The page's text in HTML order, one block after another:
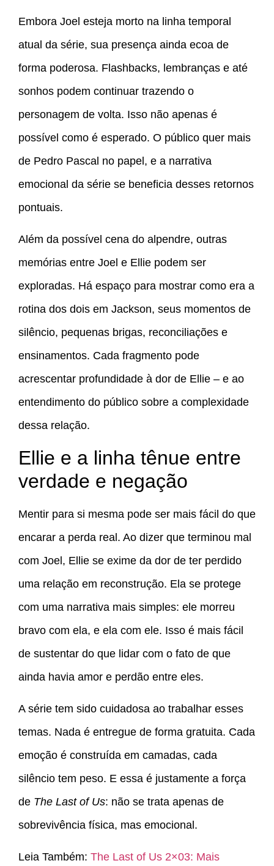
Embora Joel esteja morto na linha temporal
atual da série, sua presença ainda ecoa de
forma poderosa. Flashbacks, lembranças e até
sonhos podem continuar trazendo o
personagem de volta. Isso não apenas é
possível como é esperado. O público quer mais
de Pedro Pascal no papel, e a narrativa
emocional da série se beneficia desses retornos
pontuais.
Além da possível cena do alpendre, outras
memórias entre Joel e Ellie podem ser
exploradas. Há espaço para mostrar como era a
rotina dos dois em Jackson, seus momentos de
silêncio, pequenas brigas, reconciliações e
ensinamentos. Cada fragmento pode
acrescentar profundidade à dor de Ellie – e ao
entendimento do público sobre a complexidade
dessa relação.
Ellie e a linha tênue entre
verdade e negação
Mentir para si mesma pode ser mais fácil do que
encarar a perda real. Ao dizer que terminou mal
com Joel, Ellie se exime da dor de ter perdido
uma relação em reconstrução. Ela se protege
com uma narrativa mais simples: ele morreu
bravo com ela, e ela com ele. Isso é mais fácil
de sustentar do que lidar com o fato de que
ainda havia amor e perdão entre eles.
A série tem sido cuidadosa ao trabalhar esses
temas. Nada é entregue de forma gratuita. Cada
emoção é construída em camadas, cada
silêncio tem peso. E essa é justamente a força
de The Last of Us: não se trata apenas de
sobrevivência física, mas emocional.
Leia Também: The Last of Us 2×03: Mais